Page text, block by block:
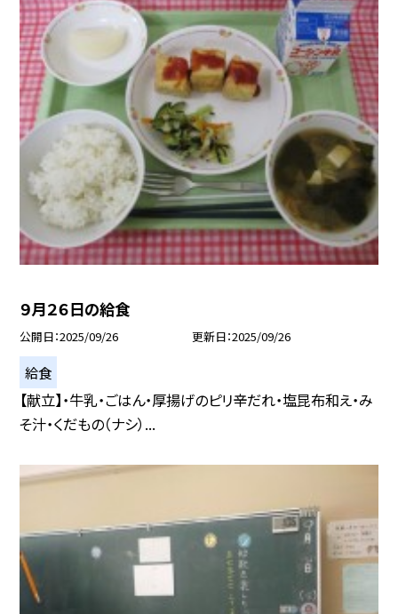
９月２６日の給食
公開日 2025/09/26 更新日 2025/09/26
給食
【献立】・牛乳・ごはん・厚揚げのピリ辛だれ・塩昆布和え・み
そ汁・くだもの（ナシ）...